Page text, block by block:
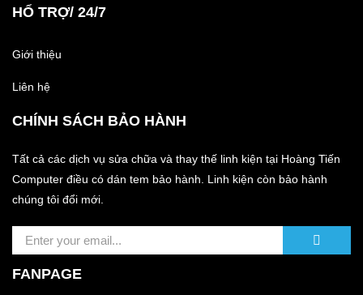
HỔ TRỢ/ 24/7
Giới thiệu
Liên hệ
CHÍNH SÁCH BẢO HÀNH
Tất cả các dịch vụ sửa chữa và thay thế linh kiện tại Hoàng Tiến
Computer điều có dán tem bảo hành. Linh kiện còn bảo hành
chúng tôi đổi mới.
FANPAGE